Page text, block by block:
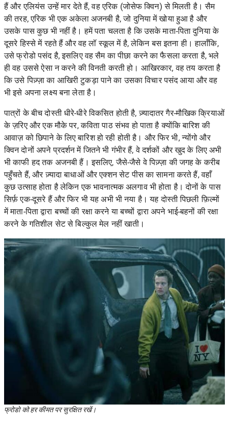
हैं और एलियंस उन्हें मार देते हैं, वह एरिक (जोसेफ क्विन) से मिलती है। सैम
की तरह, एरिक भी एक अकेला अजनबी है, जो दुनिया में खोया हुआ है और
उसके पास कुछ भी नहीं है। हमें पता चलता है कि उसके माता-पिता दुनिया के
दूसरे हिस्से में रहते हैं और वह लॉ स्कूल में है, लेकिन बस इतना ही। हालाँकि,
उसे फ्रोडो पसंद है, इसलिए वह सैम का पीछा करने का फैसला करता है, भले
ही वह उससे ऐसा न करने की विनती करती हो। आखिरकार, वह तय करता है
कि उसे पिज़्ज़ा का आखिरी टुकड़ा पाने का उसका विचार पसंद आया और वह
भी इसे अपना लक्ष्य बना लेता है।
पात्रों के बीच दोस्ती धीरे-धीरे विकसित होती है, ज़्यादातर गैर-मौखिक क्रियाओं
के ज़रिए और एक मौके पर, कविता पाठ संभव हो पाता है क्योंकि बारिश की
आवाज़ को छिपाने के लिए बारिश हो रही होती है। और फिर भी, न्योंगो और
क्विन दोनों अपने प्रदर्शन में जितने भी गंभीर हैं, वे दर्शकों और खुद के लिए अभी
भी काफी हद तक अजनबी हैं। इसलिए, जैसे-जैसे वे पिज़्ज़ा की जगह के करीब
पहुँचते हैं, और ज़्यादा बाधाओं और एक्शन सेट पीस का सामना करते हैं, वहाँ
कुछ उत्साह होता है लेकिन एक भावनात्मक अलगाव भी होता है। दोनों के पास
सिर्फ़ एक-दूसरे हैं और फिर भी यह अभी भी नया है। यह दोस्ती पिछली फ़िल्मों
में माता-पिता द्वारा बच्चों की रक्षा करने या बच्चों द्वारा अपने भाई-बहनों की रक्षा
करने के गतिशील सेट से बिल्कुल मेल नहीं खाती।
फ्रोडो को हर कीमत पर सुरक्षित रखें।